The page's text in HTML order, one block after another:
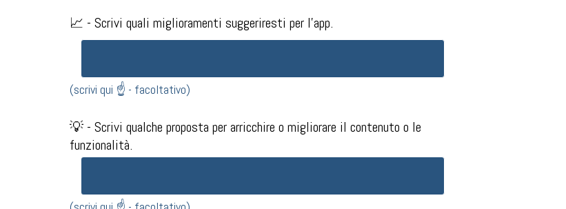
📈 - Scrivi quali miglioramenti suggeriresti per l'app.
(scrivi qui ☝️ - facoltativo)
💡 - Scrivi qualche proposta per arricchire o migliorare il contenuto o le
funzionalità.